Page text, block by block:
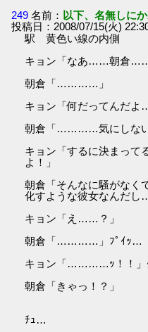
249 名前： 以下、名無しに
投稿日：2008/07/15(火)
駅 黄色い線の内側
キョン「なあ……朝倉……
朝倉「…………」
キョン「何だってんだ
朝倉「…………気にしない
キョン「するに決まっ
よ！」
朝倉「そんなに騒がな
化すような彼女なんだし
キョン「え……？」
朝倉「…………」ﾌﾟｲｯ…
キョン「…………ｯ！！」
朝倉「きゃっ！？」
ﾁｭ…